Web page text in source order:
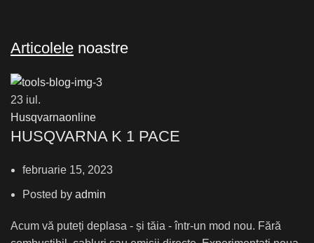
Articolele noastre
23 iul.
Husqvarnaonline
HUSQVARNA K 1 PACE
februarie 15, 2023
Posted by admin
Acum vă puteți deplasa - și tăia - într-un mod nou. Fără